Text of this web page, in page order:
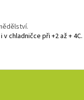
chladničce při +2 až + 4C.